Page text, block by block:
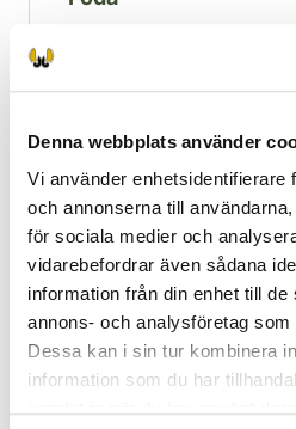
Denna webbplats använder
Vi använder enhetsidentifierare
och annonserna till
för sociala medier och
vidarebefordrar även sådana
information från din enhet till
annons- och analysföretag
Dessa kan i sin tur kombinera
information som du har
Äter mångsidigt, bland
skott på barrträd.
Fortplantning
I allmänhet 3–4 kullar